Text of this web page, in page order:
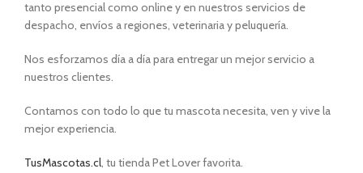
tanto presencial como online y en nuestros servicios de
despacho, envíos a regiones, veterinaria y peluquería.
Nos esforzamos día a día para entregar un mejor servicio a
nuestros clientes.
Contamos con todo lo que tu mascota necesita, ven y vive la
mejor experiencia.
TusMascotas.cl, tu tienda Pet Lover favorita.